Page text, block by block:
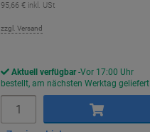
95,66 € inkl. USt
zzgl. Versand
Aktuell verfügbar Vor 17:00 Uhr
bestellt, am nächsten Werktag geliefert